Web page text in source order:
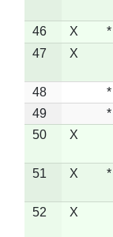
46 X *
47
X
48 *
49
*
50
X
51 X *
52 X